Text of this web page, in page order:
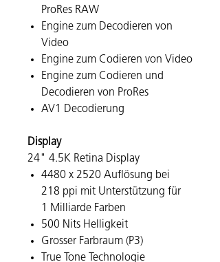
ProRes RAW
Engine zum Decodieren von
Video
Engine zum Codieren von Video
Engine zum Codieren und
Decodieren von ProRes
AV1 Decodierung
Display
24" 4.5K Retina Display
4480 x 2520 Auf­lösung bei
218 ppi mit Unter­stüt­zung für
1 Milliarde Farben
500 Nits Helligkeit
Grosser Farb­raum (P3)
True Tone Techno­lo­gie